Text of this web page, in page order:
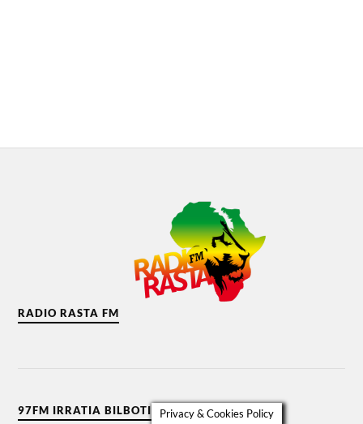
RADIO RASTA FM
97FM IRRATIA BILBOTIK Privacy & Cookies Policy